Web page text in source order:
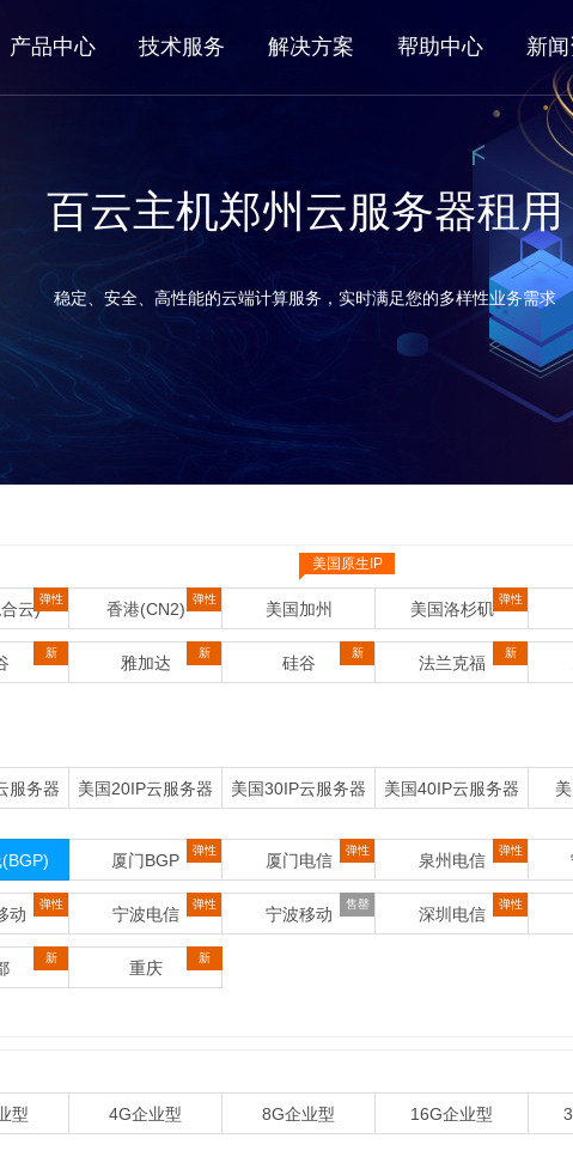
产品中心 技术服务 解决方案 帮助中心 新
百云主机郑州云服务器租用
稳定、安全、高性能的云端计算服务，实时满足您的多样性业务需求
云)
弹性
香港(CN2)
弹性
美国加州
美国原生IP
美国洛杉矶
弹性
新
雅加达
新
硅谷
新
法兰克福
新
服务器 美国20IP云服务器 美国30IP云服务器 美国40IP云服务器
厦门BGP
弹性
厦门电信
弹性
泉州电信
弹性
动
弹性
宁波电信
弹性
宁波移动
售罄
深圳电信
弹性
新
重庆
新
型 4G企业型 8G企业型 16G企业型